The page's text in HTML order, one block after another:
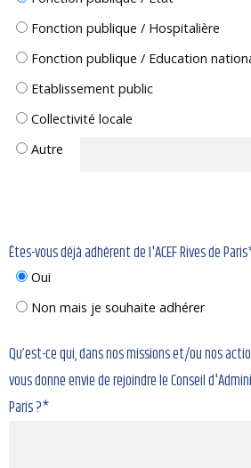
Fonction publique / Hospitalière
Fonction publique / Education
Etablissement public
Collectivité locale
Autre
Êtes-vous déjà adhérent de l'ACEF Rives de
Oui
Non mais je souhaite adhérer
Qu’est-ce qui, dans nos missions et/ou nos
vous donne envie de rejoindre le Conseil
Paris ?*